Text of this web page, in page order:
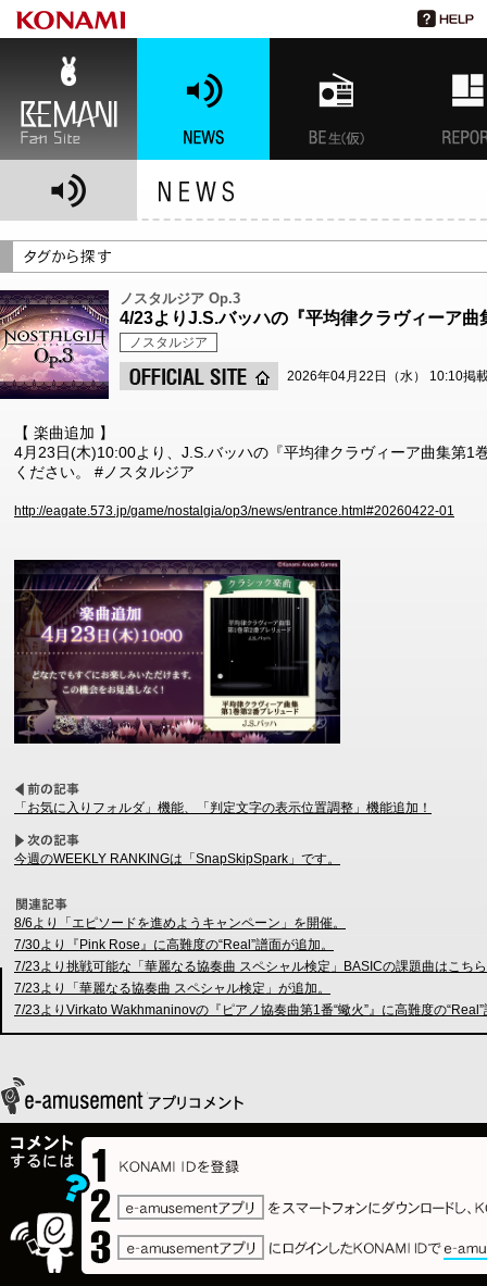
ノスタルジア Op.3
4/23よりJ.S.バッハの『平均律クラヴィーア
ノスタルジア
2026年04月22日（水） 10:10掲
【 楽曲追加 】
4月23日(木)10:00より、J.S.バッハの『平均律クラヴィーア曲集第1
ください。 #ノスタルジア
http://eagate.573.jp/game/nostalgia/op3/news/entrance.html#20260422-01
「お気に入りフォルダ」機能、「判定文字の表示位置調整」機能追加！
今週のWEEKLY RANKINGは「SnapSkipSpark」です。
8/6より「エピソードを進めようキャンペーン」を開催。
7/30より『Pink Rose』に高難度の“Real”譜面が追加。
7/23より挑戦可能な「華麗なる協奏曲 スペシャル検定」BASICの課題曲はこち
7/23より「華麗なる協奏曲 スペシャル検定」が追加。
7/23よりVirkato Wakhmaninovの『ピアノ協奏曲第1番“蠍火”』に高難度の